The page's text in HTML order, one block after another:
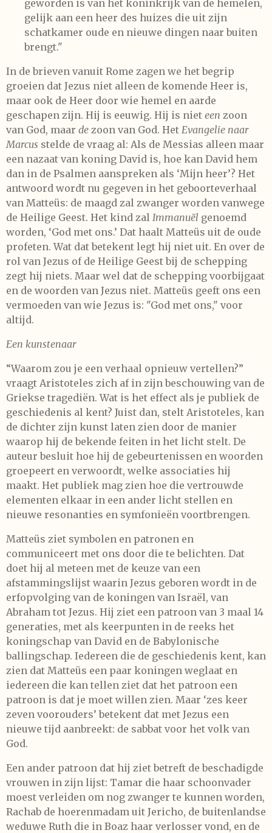
geworden is van het koninkrijk van de hemelen,
gelijk aan een heer des huizes die uit zijn
schatkamer oude en nieuwe dingen naar buiten
brengt."
In de brieven vanuit Rome zagen we het begrip
groeien dat Jezus niet alleen de komende Heer is,
maar ook de Heer door wie hemel en aarde
geschapen zijn. Hij is eeuwig. Hij is niet een zoon
van God, maar de zoon van God. Het Evangelie naar
Marcus stelde de vraag al: Als de Messias alleen maar
een nazaat van koning David is, hoe kan David hem
dan in de Psalmen aanspreken als ‘Mijn heer’? Het
antwoord wordt nu gegeven in het geboorteverhaal
van Matteüs: de maagd zal zwanger worden vanwege
de Heilige Geest. Het kind zal Immanuël genoemd
worden, ‘God met ons.’ Dat haalt Matteüs uit de oude
profeten. Wat dat betekent legt hij niet uit. En over de
rol van Jezus of de Heilige Geest bij de schepping
zegt hij niets. Maar wel dat de schepping voorbijgaat
en de woorden van Jezus niet. Matteüs geeft ons een
vermoeden van wie Jezus is: "God met ons," voor
altijd.
Een kunstenaar
“Waarom zou je een verhaal opnieuw vertellen?”
vraagt Aristoteles zich af in zijn beschouwing van de
Griekse tragediën. Wat is het effect als je publiek de
geschiedenis al kent? Juist dan, stelt Aristoteles, kan
de dichter zijn kunst laten zien door de manier
waarop hij de bekende feiten in het licht stelt. De
auteur besluit hoe hij de gebeurtenissen en woorden
groepeert en verwoordt, welke associaties hij
maakt. Het publiek mag zien hoe die vertrouwde
elementen elkaar in een ander licht stellen en
nieuwe resonanties en symfonieën voortbrengen.
Matteüs ziet symbolen en patronen en
communiceert met ons door die te belichten. Dat
doet hij al meteen met de keuze van een
afstammingslijst waarin Jezus geboren wordt in de
erfopvolging van de koningen van Israël, van
Abraham tot Jezus. Hij ziet een patroon van 3 maal 14
generaties, met als keerpunten in de reeks het
koningschap van David en de Babylonische
ballingschap. Iedereen die de geschiedenis kent, kan
zien dat Matteüs een paar koningen weglaat en
iedereen die kan tellen ziet dat het patroon een
patroon is dat je moet willen zien. Maar ‘zes keer
zeven voorouders’ betekent dat met Jezus een
nieuwe tijd aanbreekt: de sabbat voor het volk van
God.
Een ander patroon dat hij ziet betreft de beschadigde
vrouwen in zijn lijst: Tamar die haar schoonvader
moest verleiden om nog zwanger te kunnen worden,
Rachab de hoerenmadam uit Jericho, de buitenlandse
weduwe Ruth die in Boaz haar verlosser vond, en de